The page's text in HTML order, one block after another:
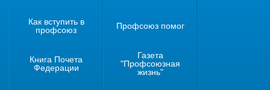
Как вступить в
профсоюз
Профсоюз помог
Книга Почета
Федерации
Газета
"Профсоюзная
жизнь"